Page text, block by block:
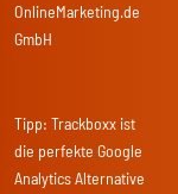
OnlineMarketing.de
GmbH
Tipp: Trackboxx ist
die perfekte Google
Analytics Alternative